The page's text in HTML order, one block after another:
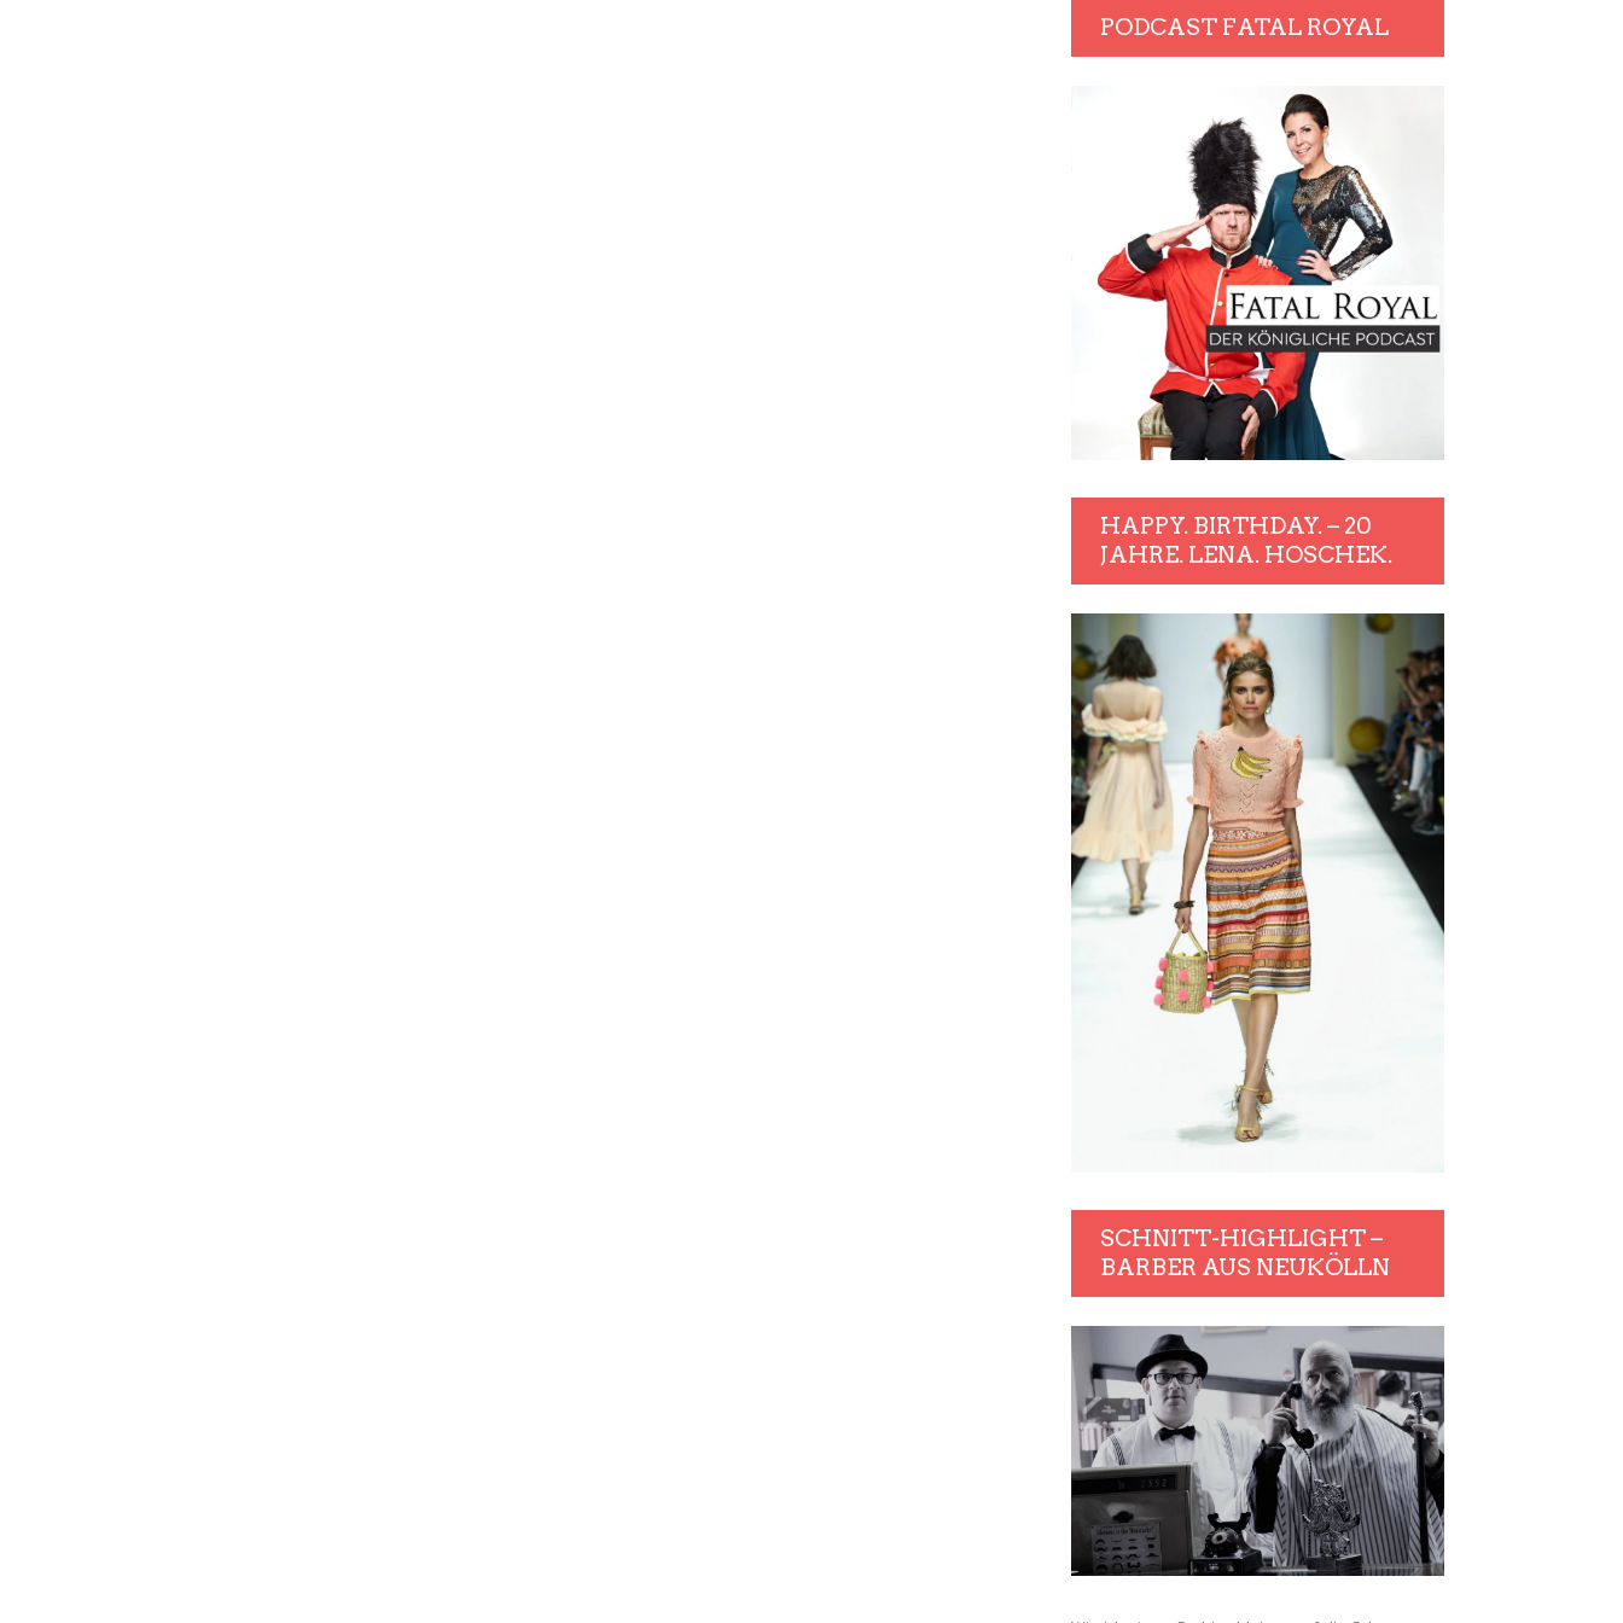
PODCAST FATAL ROYAL
HAPPY. BIRTHDAY. – 20
JAHRE. LENA. HOSCHEK.
SCHNITT-HIGHLIGHT –
BARBER AUS NEUKÖLLN